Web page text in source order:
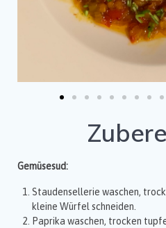
Gemüsesud:
Staudensellerie waschen,
kleine Würfel schneiden.
Paprika waschen, trocken